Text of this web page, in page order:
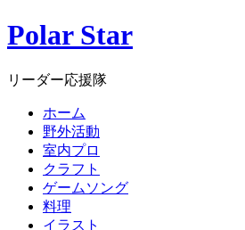
Polar Star
リーダー応援隊
ホーム
野外活動
室内プロ
クラフト
ゲームソング
料理
イラスト